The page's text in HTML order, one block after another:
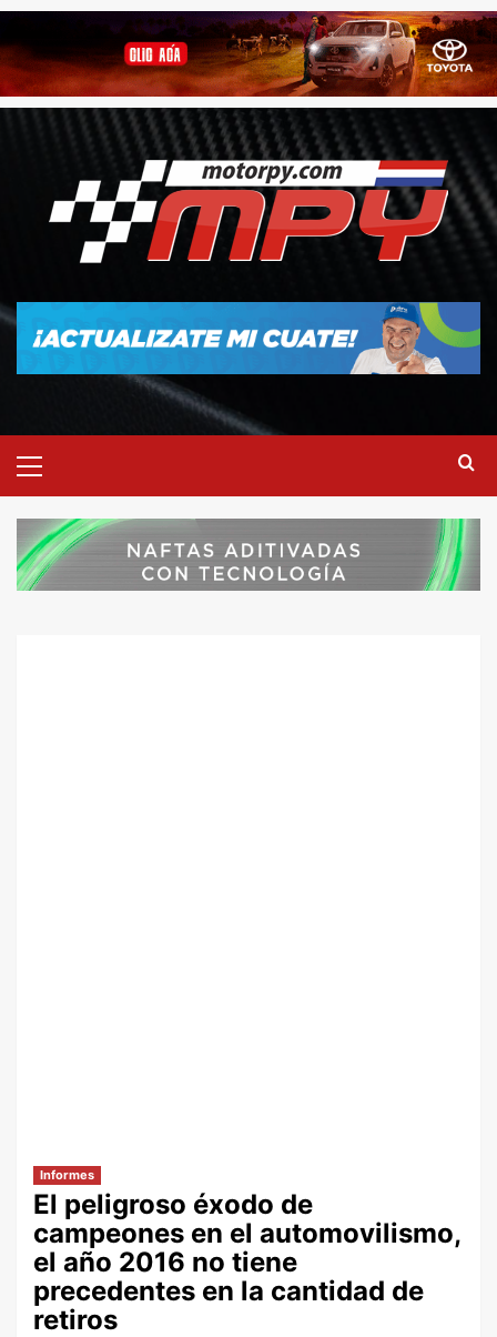
Informes
El peligroso éxodo de
campeones en el automovilismo,
el año 2016 no tiene
precedentes en la cantidad de
retiros